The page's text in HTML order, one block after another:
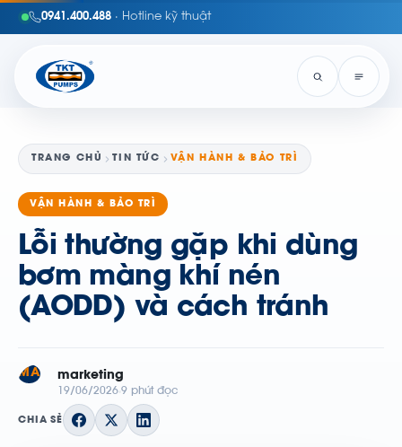
0941.400.488 · Hotline kỹ thuật
TRANG CHỦ TIN TỨC VẬN HÀNH & BẢO TRÌ
VẬN HÀNH & BẢO TRÌ
Lỗi thường gặp khi dùng
bơm màng khí nén
(AODD) và cách tránh
MA marketing
19/06/2026 9 phút đọc
CHIA SẺ